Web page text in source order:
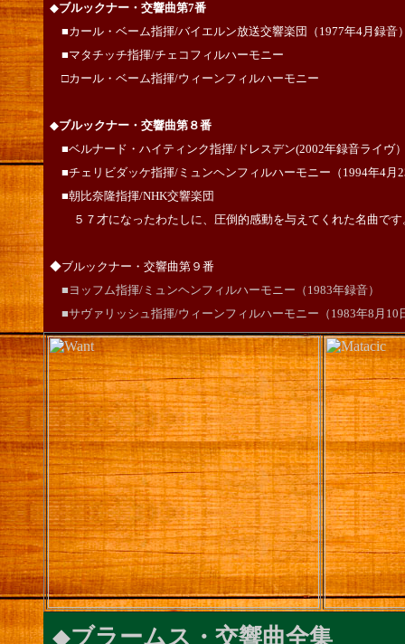
◆ブルックナー・交響曲第7番
■カール・ベーム指揮/バイエルン放送交響楽団（1977年4月録音
■マタチッチ指揮/チェコフィルハーモニー
□カール・ベーム指揮/ウィーンフィルハーモニー
◆ブルックナー・交響曲第８番
■ベルナード・ハイティンク指揮/ドレスデン(2002年録音ライヴ
■チェリビダッケ指揮/ミュンヘンフィルハーモニー（1994年4月
■朝比奈隆指揮/NHK交響楽団
５７才になったわたしに、圧倒的感動を与えてくれた名曲です
◆ブルックナー・交響曲第９番
■ヨッフム指揮/ミュンヘンフィルハーモニー（1983年録音）
■サヴァリッシュ指揮/ウィーンフィルハーモニー（1983年8月10
◆ブラームス・交響曲全集